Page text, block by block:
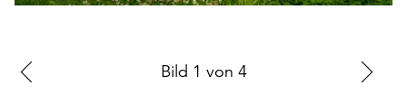
akzeptieren“,
um
Bild 1 von 4